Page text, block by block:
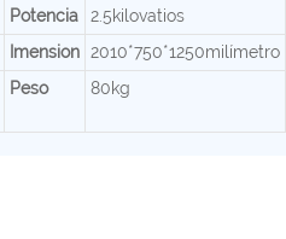
Potencia
2.5kilovatios
Imension 2010*750*1250milímetro
Peso 80kg